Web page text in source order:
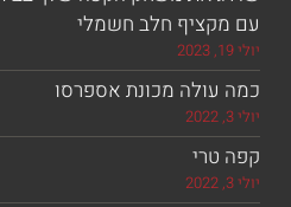
חלב חשמלי
מכונת אספרסו